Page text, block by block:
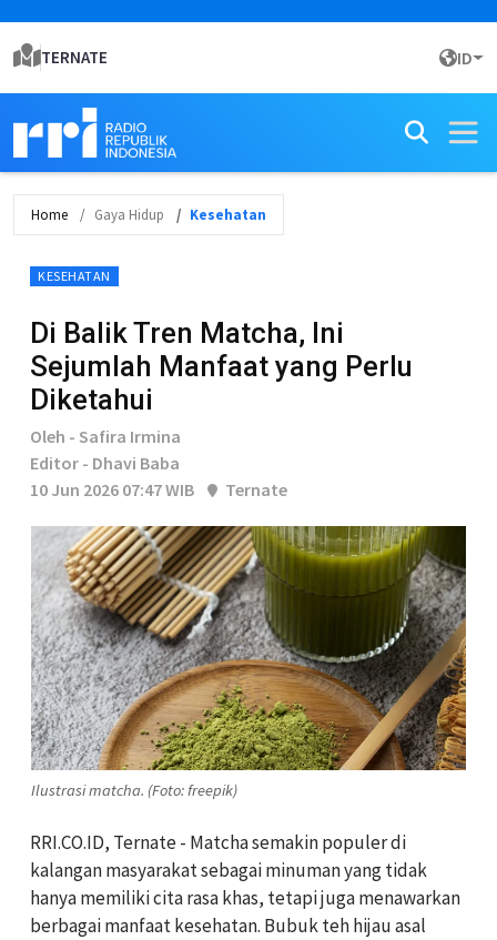
TERNATE ID
Home Gaya Hidup Kesehatan
KESEHATAN
Di Balik Tren Matcha, Ini
Sejumlah Manfaat yang Perlu
Diketahui
Oleh - Safira Irmina
Editor - Dhavi Baba
10 Jun 2026 07:47 WIB
Ternate
Ilustrasi matcha. (Foto: freepik)
RRI.CO.ID, Ternate - Matcha semakin populer di
kalangan masyarakat sebagai minuman yang tidak
hanya memiliki cita rasa khas, tetapi juga menawarkan
berbagai manfaat kesehatan. Bubuk teh hijau asal